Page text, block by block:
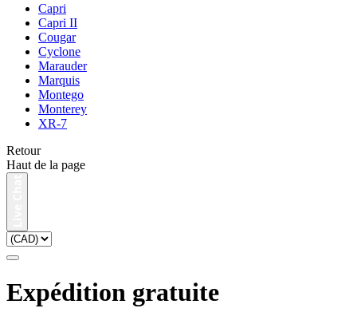
Capri
Capri II
Cougar
Cyclone
Marauder
Marquis
Montego
Monterey
XR-7
Retour
Haut de la page
Expédition gratuite